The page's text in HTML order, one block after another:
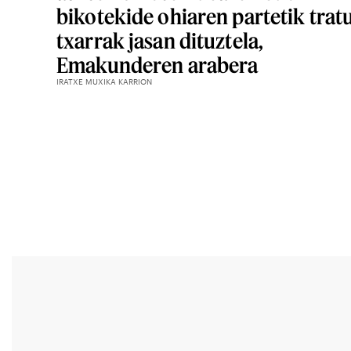
bikotekide ohiaren partetik
txarrak jasan dituztela,
Emakunderen arabera
IRATXE MUXIKA KARRION